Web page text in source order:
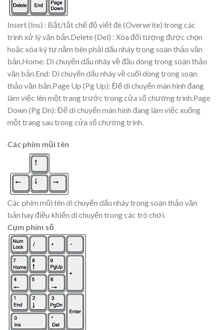
Insert (Ins) : Bật/tắt chế độ viết đè (Overwrite) trong các
trình xử lý văn bản.Delete (Del) : Xóa đối tượng được chọn
hoặc xóa ký tự nằm bên phải dấu nháy trong soạn thảo văn
bản.Home: Di chuyển dấu nháy về đầu dòng trong soạn thảo
văn bản.End: Di chuyển dấu nháy về cuối dòng trong soạn
thảo văn bản.Page Up (Pg Up): Để di chuyển màn hình đang
làm việc lên một trang trước trong cửa sổ chương trình.Page
Down (Pg Dn): Để di chuyển màn hình đang làm việc xuống
một trang sau trong cửa sổ chương trình.
Các phím mũi tên
Các phím mũi tên di chuyển dấu nháy trong soạn thảo văn
bản hay điều khiển di chuyển trong các trò chơi.
Cụm phím số